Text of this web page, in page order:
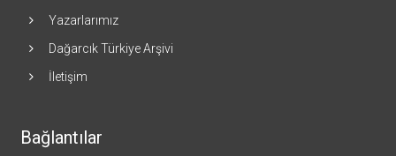
Yazarlarımız
Dağarcık Türkiye Arşivi
İletişim
Bağlantılar